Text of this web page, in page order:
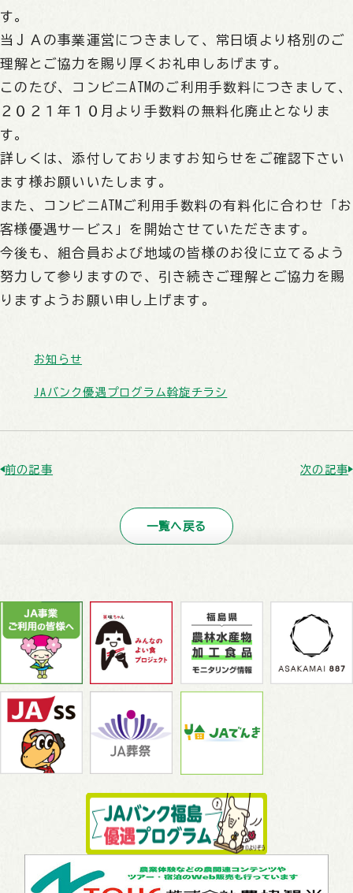
す。
当ＪＡの事業運営につきまして、常日頃より格別のご
理解とご協力を賜り厚くお礼申しあげます。
このたび、コンビニATMのご利用手数料につきまして、
２０２１年１０月より手数料の無料化廃止となりま
す。
詳しくは、添付しておりますお知らせをご確認下さい
ます様お願いいたします。
また、コンビニATMご利用手数料の有料化に合わせ「お
客様優遇サービス」を開始させていただきます。
今後も、組合員および地域の皆様のお役に立てるよう
努力して参りますので、引き続きご理解とご協力を賜
りますようお願い申し上げます。
お知らせ
JAバンク優遇プログラム斡旋チラシ
前の記事 次の記事
一覧へ戻る